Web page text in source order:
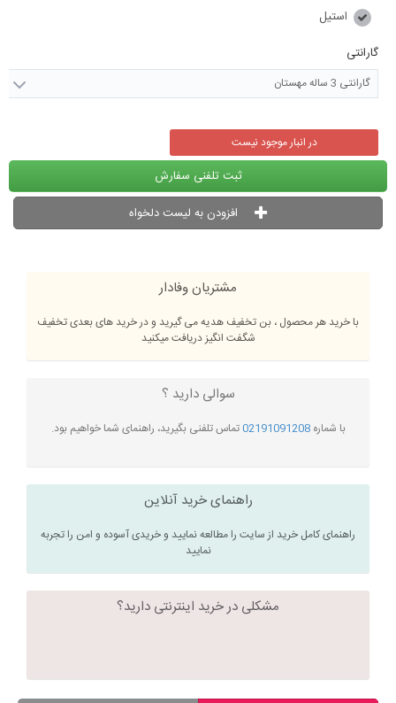
استیل
گارانتی
گارانتی 3 ساله مهستان
در انبار موجود نیست
ثبت تلفنی سفارش
افزودن به لیست دلخواه
مشتریان وفادار
با خرید هر محصول ، بن تخفیف هدیه می گیرید و در خرید های بعدی تخفیف
شگفت انگیز دریافت میکنید
سوالی دارید ؟
با شماره02191091208تماس تلفنی بگیرید، راهنمای شما خواهیم بود.
راهنمای خرید آنلاین
راهنمای کامل خرید از سایت را مطالعه نمایید و خریدی آسوده و امن را تجربه
نمایید
مشکلی در خرید اینترنتی دارید؟